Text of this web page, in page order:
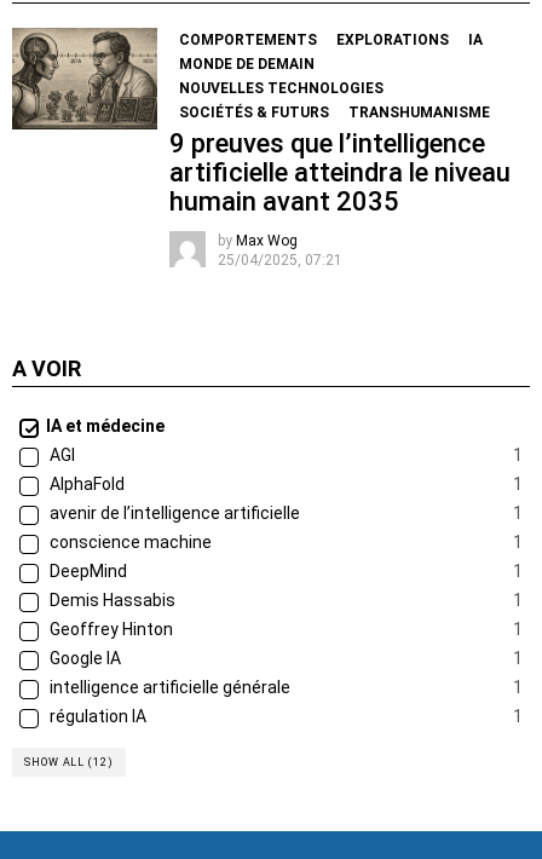
COMPORTEMENTS EXPLORATIONS
IA
MONDE DE DEMAIN
NOUVELLES TECHNOLOGIES
SOCIÉTÉS & FUTURS
TRANSHUMANISME
9 preuves que l’intelligence
artificielle atteindra le niveau
humain avant 2035
by Max Wog
25/04/2025, 07:21
A VOIR
IA et médecine
AGI
1
AlphaFold
1
avenir de l’intelligence artificielle
1
conscience machine
1
DeepMind
1
Demis Hassabis
1
Geoffrey Hinton
1
Google IA
1
intelligence artificielle générale
1
régulation IA
1
SHOW ALL (12)